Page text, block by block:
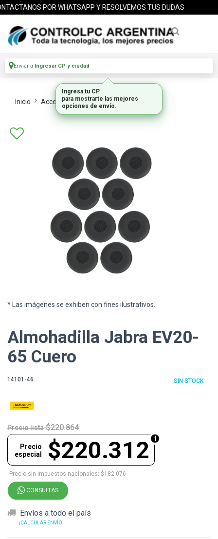
POR WHATSAPP Y RESOLVEMOS TUS DUDAS
Enviar a Ingresar CP y ciudad
Inicio Accesorios_1 Accesorios
* Las imágenes se exhiben con fines ilustrativos.
Almohadilla Jabra EV20-
65 Cuero
14101-46 SIN STOCK
Precio lista $220.864
$220.312
Precio
especial
Precio sin impuestos nacionales: $182.076
CONSULTAS
Envíos a todo el país
¡CALCULAR ENVÍO!
Ingresa tu CP
para mostrarte las mejores
opciones de envío.